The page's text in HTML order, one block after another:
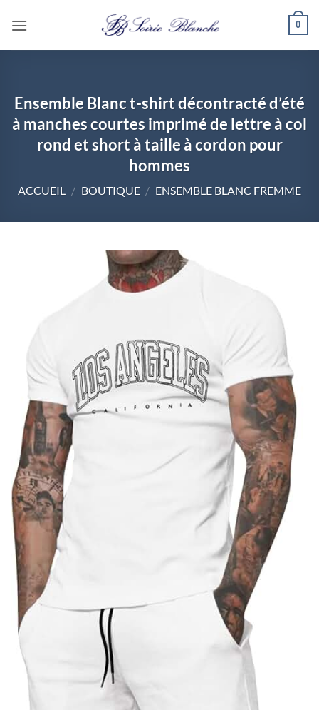
0
Ensemble Blanc t-shirt décontracté d’été
à manches courtes imprimé de lettre à col
rond et short à taille à cordon pour
hommes
ACCUEIL / BOUTIQUE / ENSEMBLE BLANC FREMME